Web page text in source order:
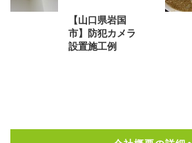
【山口県岩国
市】防犯カメラ
設置施工例